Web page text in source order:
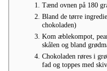
Tænd ovnen på 180
Bland de tørre
chokoladen)
Kom æblekompot,
skålen og bland
Chokoladen røres i
fad og toppes med